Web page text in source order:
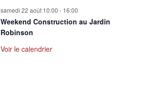
samedi 22 août 10:00 - 16:00
Weekend Construction au Jardin
Robinson
Voir le calendrier